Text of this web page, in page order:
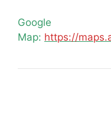
Google
Map: https://